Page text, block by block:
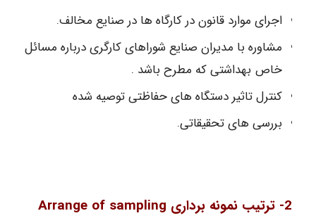
اجرای موارد قانون در کارگاه ها در صنایع مخالف.
مشاوره با مدیران صنایع شوراهای کارگری درباره مسائل
خاص بهداشتی که مطرح باشد .
کنترل تاثیر دستگاه های حفاظتی توصیه شده
بررسی های تحقیقاتی.
2- ترتیب نمونه برداری Arrange of sampling